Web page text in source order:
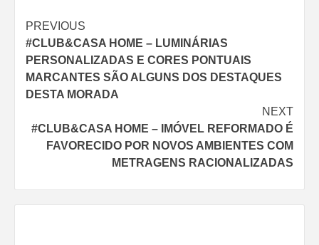
Continue
Reading
PREVIOUS
#CLUB&CASA HOME – LUMINÁRIAS
PERSONALIZADAS E CORES PONTUAIS
MARCANTES SÃO ALGUNS DOS DESTAQUES
DESTA MORADA
NEXT
#CLUB&CASA HOME – IMÓVEL REFORMADO É
FAVORECIDO POR NOVOS AMBIENTES COM
METRAGENS RACIONALIZADAS